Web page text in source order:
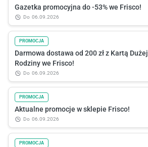
Gazetka promocyjna do -53% we Frisco!
do 06.09.2026
PROMOCJA
Darmowa dostawa od 200 zł z Kartą Dużej
Rodziny we Frisco!
do 06.09.2026
PROMOCJA
Aktualne promocje w sklepie Frisco!
do 06.09.2026
PROMOCJA